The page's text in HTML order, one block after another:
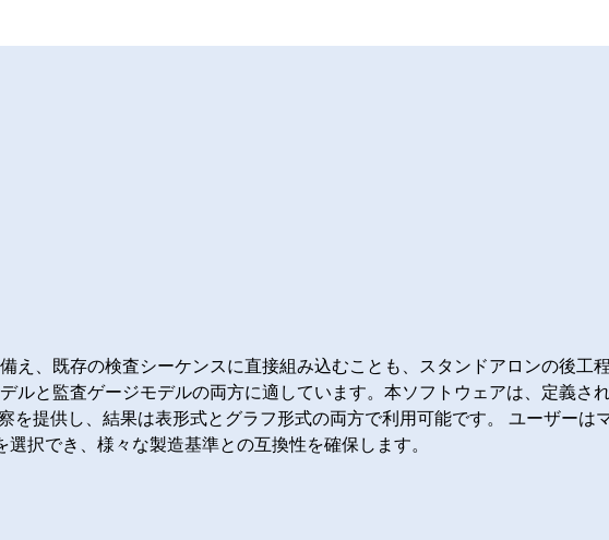
え、既存の検査シーケンスに直接組み込むことも、スタンドアロンの後工
ルと監査ゲージモデルの両方に適しています。本ソフトウェアは、定義さ
を提供し、結果は表形式とグラフ形式の両方で利用可能です。 ユーザーは
択でき、様々な製造基準との互換性を確保します。